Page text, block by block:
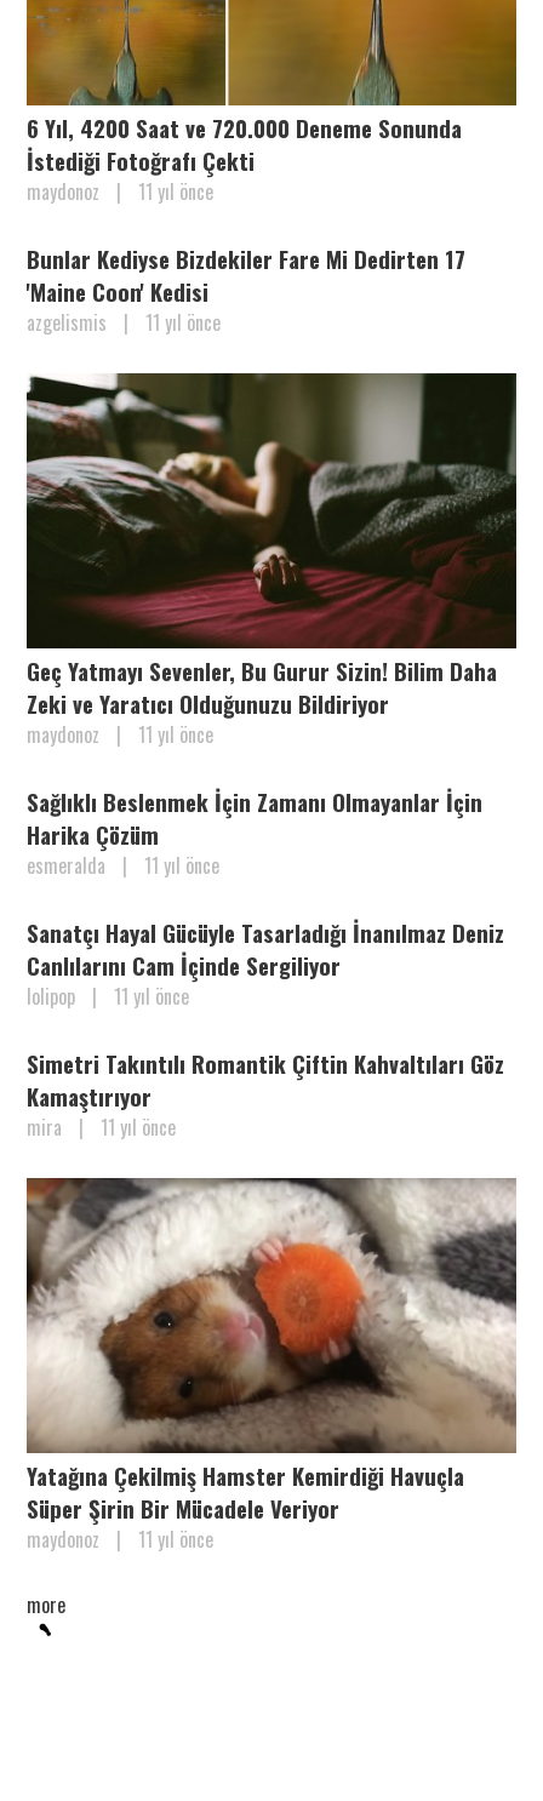
6 Yıl, 4200 Saat ve 720.000 Deneme Sonunda
İstediği Fotoğrafı Çekti
maydonoz | 11 yıl önce
Bunlar Kediyse Bizdekiler Fare Mi Dedirten 17
'Maine Coon' Kedisi
azgelismis | 11 yıl önce
Geç Yatmayı Sevenler, Bu Gurur Sizin! Bilim Daha
Zeki ve Yaratıcı Olduğunuzu Bildiriyor
maydonoz | 11 yıl önce
Sağlıklı Beslenmek İçin Zamanı Olmayanlar İçin
Harika Çözüm
esmeralda | 11 yıl önce
Sanatçı Hayal Gücüyle Tasarladığı İnanılmaz Deniz
Canlılarını Cam İçinde Sergiliyor
lolipop | 11 yıl önce
Simetri Takıntılı Romantik Çiftin Kahvaltıları Göz
Kamaştırıyor
mira | 11 yıl önce
Yatağına Çekilmiş Hamster Kemirdiği Havuçla
Süper Şirin Bir Mücadele Veriyor
maydonoz | 11 yıl önce
more